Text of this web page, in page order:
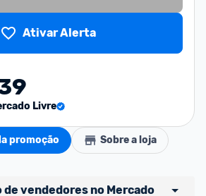
Ativar Alerta
Livre
promoção Sobre a loja
vendedores no Mercado